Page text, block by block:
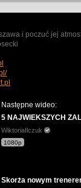
i poczuć jej
Następne wideo:
5 NAJWIEKSZYCH
WiktoriaIlczuk
1080p
Skorża nowym